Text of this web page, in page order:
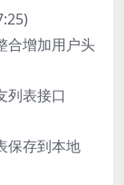
合增加用户头
列表接口
保存到本地